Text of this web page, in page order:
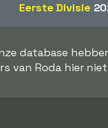
Eerste Divisie
database
van Roda hier